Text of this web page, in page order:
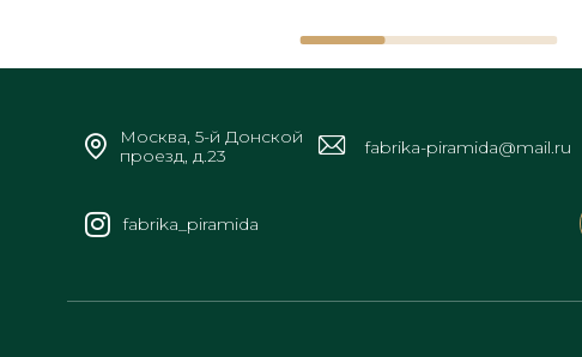
Москва, 5-й Донской
проезд, д.23
fabrika-piramida@mail.ru
fabrika_piramida